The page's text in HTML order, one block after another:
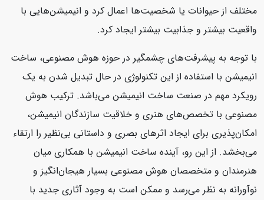
مختلف از حیوانات یا شخصیت‌ها اعمال کرد و انیمیشن‌هایی با
واقعیت بیشتر و جذابیت بیشتر ایجاد کرد.
با توجه به پیشرفت‌های چشمگیر در حوزه هوش مصنوعی، ساخت
انیمیشن با استفاده از این تکنولوژی در حال تبدیل شدن به یک
رویکرد مهم در صنعت ساخت انیمیشن می‌باشد. ترکیب هوش
مصنوعی با تخصص‌های هنری و خلاقیت سازندگان انیمیشن،
امکان‌پذیری برای ایجاد اثرهای بصری و داستانی بی‌نظیر را ارتقاء
می‌بخشد. از این رو، آینده ساخت انیمیشن با همکاری میان
هنرمندان و متخصصان هوش مصنوعی بسیار هیجان‌انگیز و
نوآورانه به نظر می‌رسد و ممکن است به وجود آثاری جدید با